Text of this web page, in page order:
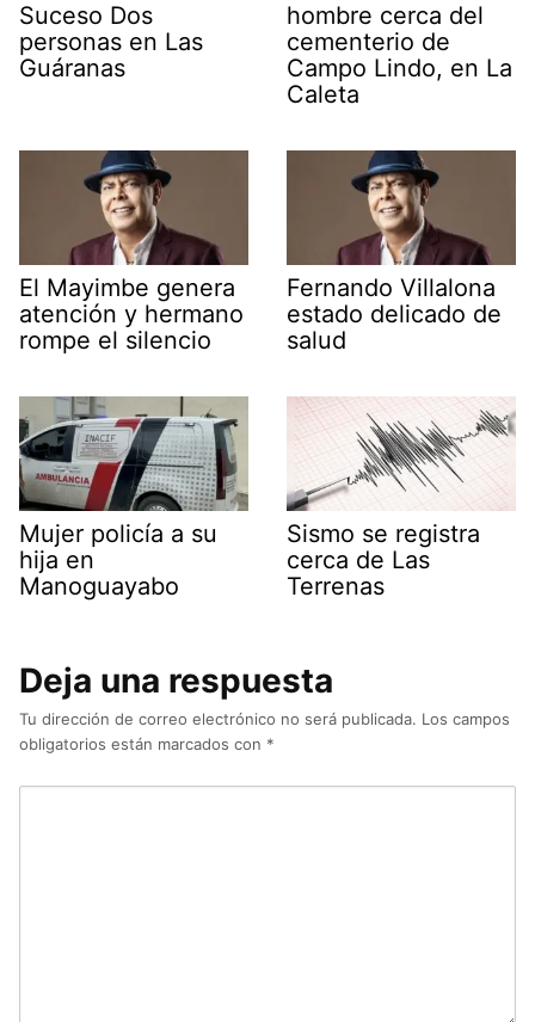
Suceso Dos
personas en Las
Guáranas
hombre cerca del
cementerio de
Campo Lindo, en La
Caleta
El Mayimbe genera
atención y hermano
rompe el silencio
Fernando Villalona
estado delicado de
salud
Mujer policía a su
hija en
Manoguayabo
Sismo se registra
cerca de Las
Terrenas
Deja una respuesta
Tu dirección de correo electrónico no será publicada. Los campos
obligatorios están marcados con *